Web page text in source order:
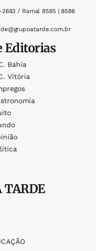
2683 / Ramal 8585 | 8586
Editorias
Bahia
Vitória
TARDE